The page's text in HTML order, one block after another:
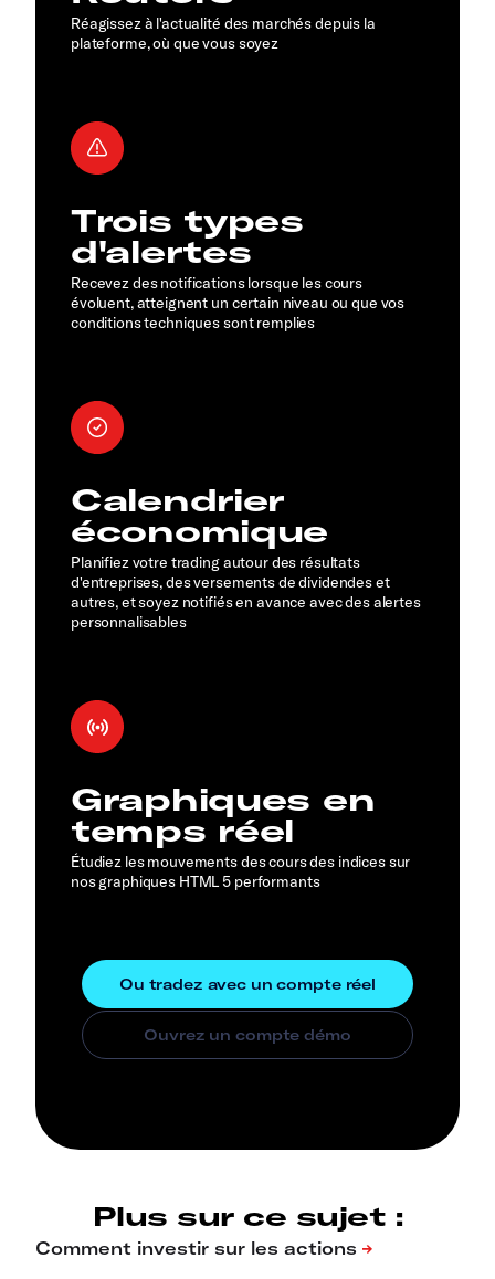
Réagissez à l'actualité des marchés depuis la
plateforme, où que vous soyez
Trois types
d'alertes
Recevez des notifications lorsque les cours
évoluent, atteignent un certain niveau ou que vos
conditions techniques sont remplies
Calendrier
économique
Planifiez votre trading autour des résultats
d'entreprises, des versements de dividendes et
autres, et soyez notifiés en avance avec des alertes
personnalisables
Graphiques en
temps réel
Étudiez les mouvements des cours des indices sur
nos graphiques HTML 5 performants
Plus sur ce sujet :